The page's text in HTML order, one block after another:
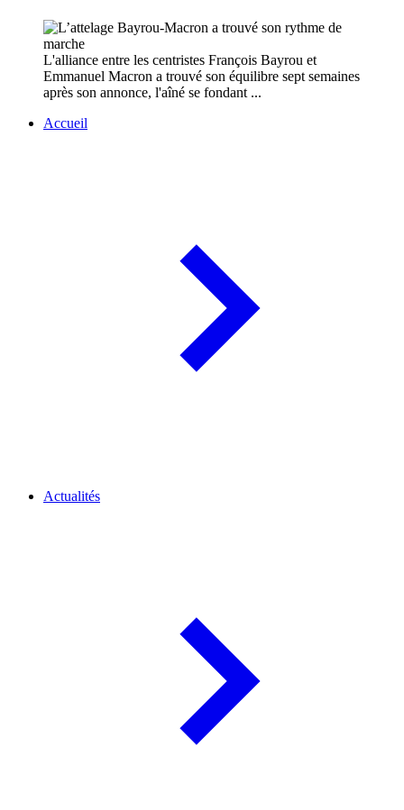
L'alliance entre les centristes François Bayrou et
Emmanuel Macron a trouvé son équilibre sept semaines
après son annonce, l'aîné se fondant ...
Accueil
Actualités